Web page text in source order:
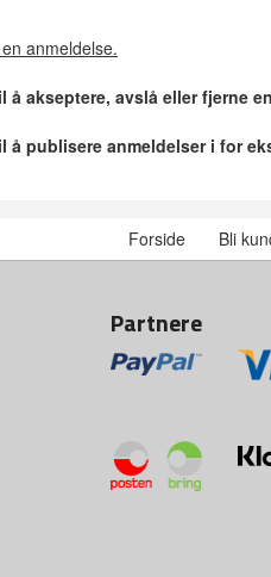
anmeldelse.
akseptere, avslå eller fjerne
publisere anmeldelser i for
Forside Bli
Partnere